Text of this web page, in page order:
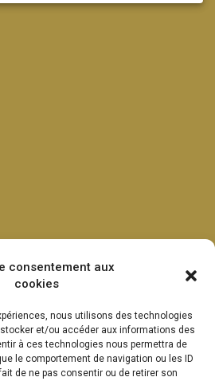
consentement aux
cookies
nous utilisons des technologies
et/ou accéder aux informations des
à ces technologies nous permettra de
le comportement de navigation ou les ID
de ne pas consentir ou de retirer son